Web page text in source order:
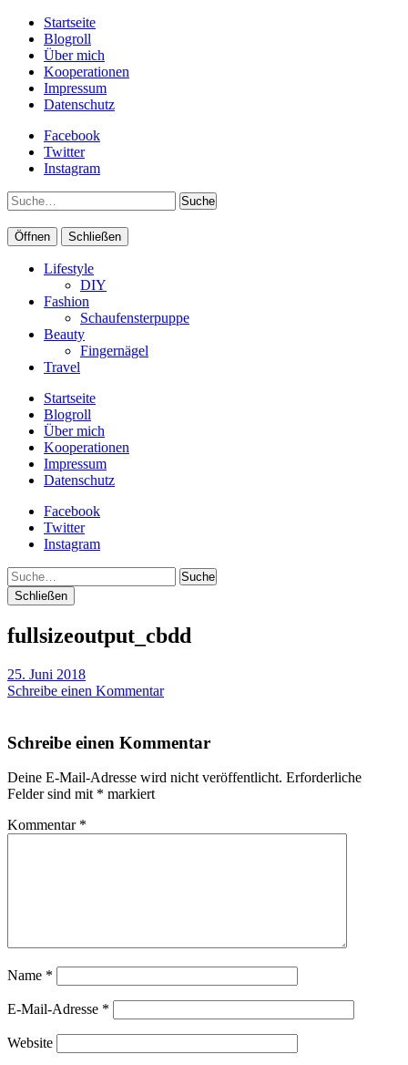
Startseite
Blogroll
Über mich
Kooperationen
Impressum
Datenschutz
Facebook
Twitter
Instagram
Suche
Öffnen Schließen
Lifestyle
DIY
Fashion
Schaufensterpuppe
Beauty
Fingernägel
Travel
Startseite
Blogroll
Über mich
Kooperationen
Impressum
Datenschutz
Facebook
Twitter
Instagram
Suche
Schließen
fullsizeoutput_cbdd
25. Juni 2018
Schreibe einen Kommentar
Schreibe einen Kommentar
Deine E-Mail-Adresse wird nicht veröffentlicht. Erforderliche
Felder sind mit * markiert
Kommentar *
Name *
E-Mail-Adresse *
Website